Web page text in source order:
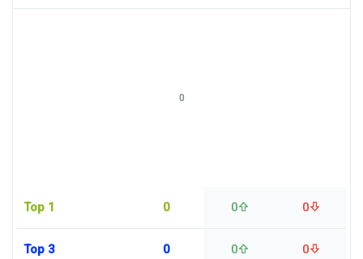
Top 1 0 0 0
Top 3 0 0 0
0